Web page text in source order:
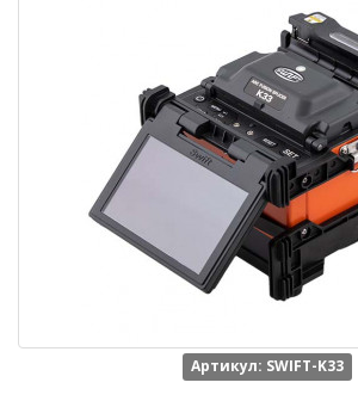
Артикул: SWIFT-K33